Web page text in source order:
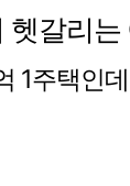
헷갈리는
1주택인